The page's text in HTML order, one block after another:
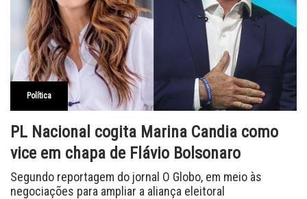
Política
PL Nacional cogita Marina Candia como
vice em chapa de Flávio Bolsonaro
Segundo reportagem do jornal O Globo, em meio às
negociações para ampliar a aliança eleitoral